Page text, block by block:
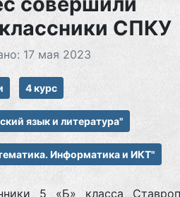
СПКУ
17 мая 2023
4 курс
язык и литература"
Информатика и ИКТ"
5 «Б» класса